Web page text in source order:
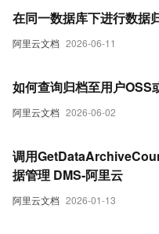
阿里云文档 2026-06-11
在同一数据库下进行数据
阿里云文档 2026-06-02
如何查询归档至用户OSS
阿里云文档 2026-01-13
调用
据管理 DMS-阿里云